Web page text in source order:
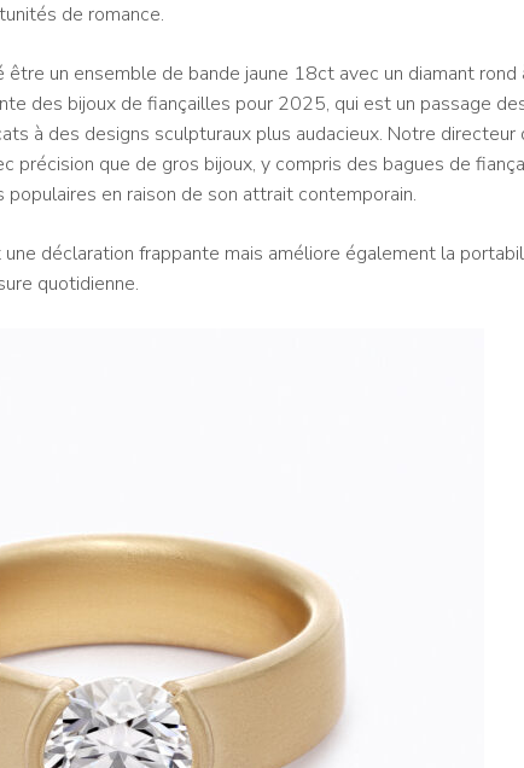
de romance.
un ensemble de bande jaune 18ct avec un diamant rond
des bijoux de fiançailles pour 2025, qui est un passage
à des designs sculpturaux plus audacieux. Notre directeur
précision que de gros bijoux, y compris des bagues de
en raison de son attrait contemporain.
déclaration frappante mais améliore également la
quotidienne.